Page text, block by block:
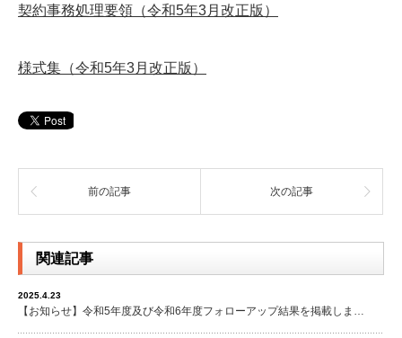
契約事務処理要領（令和5年3月改正版）
様式集（令和5年3月改正版）
前の記事 次の記事
関連記事
2025.4.23
【お知らせ】令和5年度及び令和6年度フォローアップ結果を掲載しま…